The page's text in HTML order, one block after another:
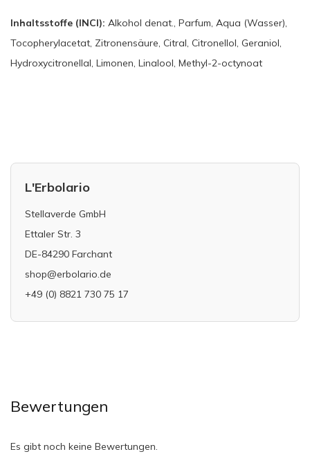
Inhaltsstoffe (INCI): Alkohol denat., Parfum, Aqua (Wasser),
Tocopherylacetat, Zitronensäure, Citral, Citronellol, Geraniol,
Hydroxycitronellal, Limonen, Linalool, Methyl-2-octynoat
L'Erbolario
Stellaverde GmbH
Ettaler Str. 3
DE-84290 Farchant
shop@erbolario.de
+49 (0) 8821 730 75 17
Bewertungen
Es gibt noch keine Bewertungen.